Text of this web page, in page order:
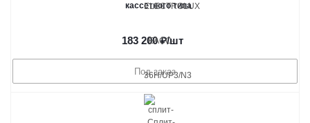
кассетного типа
183 200₽/шт
Под заказ